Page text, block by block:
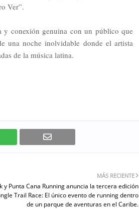
Ver”.
y conexión genuina con un público que
una noche inolvidable donde el artista
de la música latina.
MÁS RECIENTE
y Punta Cana Running anuncia la tercera edición
Trail Race: El único evento de running dentro
de un parque de aventuras en el Caribe.